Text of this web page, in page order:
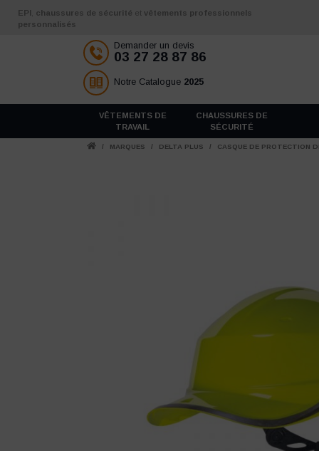
Aller au contenu
EPI chaussures de sécurité et vêtements professionnels
personnalisés
Demander un devis
03 27 28 87 86
Notre Catalogue 2025
VÊTEMENTS DE
TRAVAIL
CHAUSSURES DE
SÉCURITÉ
/ MARQUES / DELTA PLUS / CASQUE DE PROTECTION